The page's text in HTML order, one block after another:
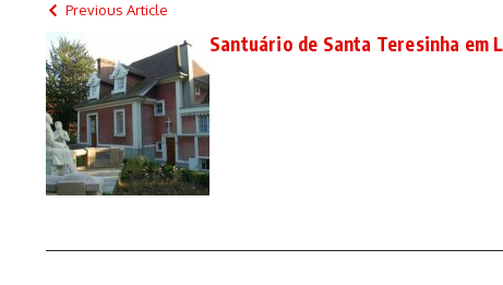
Previous Article
Santuário de Santa Teresinha em